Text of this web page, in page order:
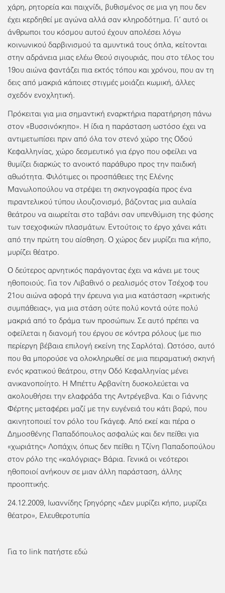
χάρη, ρητορεία και παιχνίδι, βυθισμένος σε μια γη που δεν
έχει κερδηθεί με αγώνα αλλά σαν κληροδότημα. Γι’ αυτό οι
άνθρωποι του κόσμου αυτού έχουν απολέσει λόγω
κοινωνικού δαρβινισμού τα αμυντικά τους όπλα, κείτονται
στην αδράνεια μιας ελέω Θεού σιγουριάς, που στο τέλος του
19ου αιώνα φαντάζει πια εκτός τόπου και χρόνου, που αν τη
δεις από μακριά κάποιες στιγμές μοιάζει κωμική, άλλες
σχεδόν ενοχλητική.
Πρόκειται για μια σημαντική εναρκτήρια παρατήρηση πάνω
στον «Βυσσινόκηπο». Η ίδια η παράσταση ωστόσο έχει να
αντιμετωπίσει πριν από όλα τον στενό χώρο της Οδού
Κεφαλληνίας, χώρο δεσμευτικό για έργο που οφείλει να
θυμίζει διαρκώς το ανοικτό παράθυρο προς την παιδική
αθωότητα. Φιλότιμες οι προσπάθειες της Ελένης
Μανωλοπούλου να στρέψει τη σκηνογραφία προς ένα
πιραντελικού τύπου ιλουζιονισμό, βάζοντας μια αυλαία
θεάτρου να αιωρείται στο ταβάνι σαν υπενθύμιση της φύσης
των τσεχοφικών πλασμάτων. Εντούτοις το έργο χάνει κάτι
από την πρώτη του αίσθηση. Ο χώρος δεν μυρίζει πια κήπο,
μυρίζει θέατρο.
Ο δεύτερος αρνητικός παράγοντας έχει να κάνει με τους
ηθοποιούς. Για τον Λιβαθινό ο ρεαλισμός στον Τσέχοφ του
21ου αιώνα αφορά την έρευνα για μια κατάσταση «κριτικής
συμπάθειας», για μια στάση ούτε πολύ κοντά ούτε πολύ
μακριά από το δράμα των προσώπων. Σε αυτό πρέπει να
οφείλεται η διανομή του έργου σε κόντρα ρόλους (με πιο
περίεργη βέβαια επιλογή εκείνη της Σαρλότα). Ωστόσο, αυτό
που θα μπορούσε να ολοκληρωθεί σε μια πειραματική σκηνή
ενός κρατικού θεάτρου, στην Οδό Κεφαλληνίας μένει
ανικανοποίητο. Η Μπέττυ Αρβανίτη δυσκολεύεται να
ακολουθήσει την ελαφράδα της Αντρέγεβνα. Και ο Γιάννης
Φέρτης μεταφέρει μαζί με την ευγένειά του κάτι βαρύ, που
ακινητοποιεί τον ρόλο του Γκάγεφ. Από εκεί και πέρα ο
Δημοσθένης Παπαδόπουλος ασφαλώς και δεν πείθει για
«χωριάτης» Λοπάχιν, όπως δεν πείθει η Τζίνη Παπαδοπούλου
στον ρόλο της «καλόγριας» Βάρια. Γενικά οι νεότεροι
ηθοποιοί ανήκουν σε μιαν άλλη παράσταση, άλλης
προοπτικής.
24.12.2009, Ιωαννίδης Γρηγόρης «Δεν μυρίζει κήπο, μυρίζει
θέατρο», Ελευθεροτυπία
Για το link πατήστε εδώ